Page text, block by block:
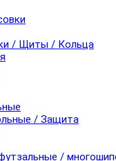
/ Щиты / Кольца
/ Защита
/